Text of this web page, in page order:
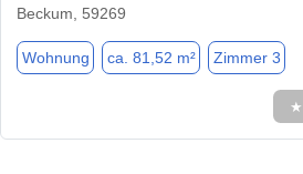
Beckum, 59269
Wohnung ca. 81,52 m² Zimmer 3
★